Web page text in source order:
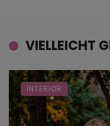
VIELLEICHT
INTERIOR